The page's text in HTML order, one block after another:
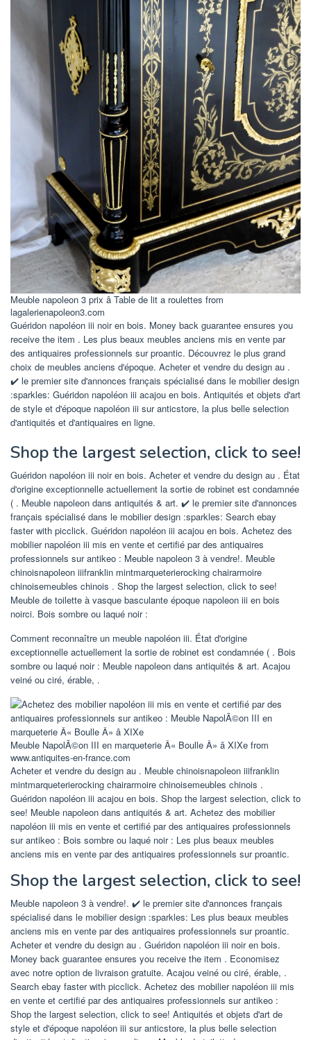
Meuble napoleon 3 prix â Table de lit a roulettes from
lagalerienapoleon3.com
Guéridon napoléon iii noir en bois. Money back guarantee ensures you
receive the item . Les plus beaux meubles anciens mis en vente par
des antiquaires professionnels sur proantic. Découvrez le plus grand
choix de meubles anciens d'époque. Acheter et vendre du design au .
✔️ le premier site d'annonces français spécialisé dans le mobilier design
:sparkles: Guéridon napoléon iii acajou en bois. Antiquités et objets d'art
de style et d'époque napoléon iii sur anticstore, la plus belle selection
d'antiquités et d'antiquaires en ligne.
Shop the largest selection, click to see!
Guéridon napoléon iii noir en bois. Acheter et vendre du design au . État
d'origine exceptionnelle actuellement la sortie de robinet est condamnée
( . Meuble napoleon dans antiquités & art. ✔️ le premier site d'annonces
français spécialisé dans le mobilier design :sparkles: Search ebay
faster with picclick. Guéridon napoléon iii acajou en bois. Achetez des
mobilier napoléon iii mis en vente et certifié par des antiquaires
professionnels sur antikeo : Meuble napoleon 3 à vendre!. Meuble
chinoisnapoleon iiifranklin mintmarqueterierocking chairarmoire
chinoisemeubles chinois . Shop the largest selection, click to see!
Meuble de toilette à vasque basculante époque napoleon iii en bois
noirci. Bois sombre ou laqué noir :
Comment reconnaître un meuble napoléon iii. État d'origine
exceptionnelle actuellement la sortie de robinet est condamnée ( . Bois
sombre ou laqué noir : Meuble napoleon dans antiquités & art. Acajou
veiné ou ciré, érable, .
Meuble NapolÃ©on III en marqueterie Â« Boulle Â» â XIXe from
www.antiquites-en-france.com
Acheter et vendre du design au . Meuble chinoisnapoleon iiifranklin
mintmarqueterierocking chairarmoire chinoisemeubles chinois .
Guéridon napoléon iii acajou en bois. Shop the largest selection, click to
see! Meuble napoleon dans antiquités & art. Achetez des mobilier
napoléon iii mis en vente et certifié par des antiquaires professionnels
sur antikeo : Bois sombre ou laqué noir : Les plus beaux meubles
anciens mis en vente par des antiquaires professionnels sur proantic.
Shop the largest selection, click to see!
Meuble napoleon 3 à vendre!. ✔️ le premier site d'annonces français
spécialisé dans le mobilier design :sparkles: Les plus beaux meubles
anciens mis en vente par des antiquaires professionnels sur proantic.
Acheter et vendre du design au . Guéridon napoléon iii noir en bois.
Money back guarantee ensures you receive the item . Economisez
avec notre option de livraison gratuite. Acajou veiné ou ciré, érable, .
Search ebay faster with picclick. Achetez des mobilier napoléon iii mis
en vente et certifié par des antiquaires professionnels sur antikeo :
Shop the largest selection, click to see! Antiquités et objets d'art de
style et d'époque napoléon iii sur anticstore, la plus belle selection